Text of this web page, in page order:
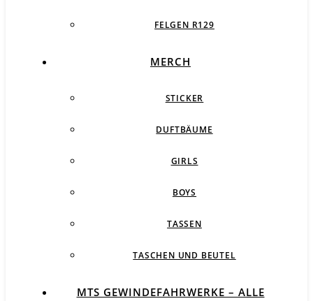
FELGEN R129
MERCH
STICKER
DUFTBÄUME
GIRLS
BOYS
TASSEN
TASCHEN UND BEUTEL
MTS GEWINDEFAHRWERKE – ALLE